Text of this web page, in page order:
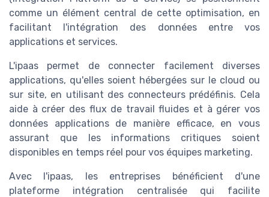
comme un élément central de cette optimisation, en
facilitant l'intégration des données entre vos
applications et services.
L'ipaas permet de connecter facilement diverses
applications, qu'elles soient hébergées sur le cloud ou
sur site, en utilisant des connecteurs prédéfinis. Cela
aide à créer des flux de travail fluides et à gérer vos
données applications de manière efficace, en vous
assurant que les informations critiques soient
disponibles en temps réel pour vos équipes marketing.
Avec l'ipaas, les entreprises bénéficient d'une
plateforme intégration centralisée qui facilite